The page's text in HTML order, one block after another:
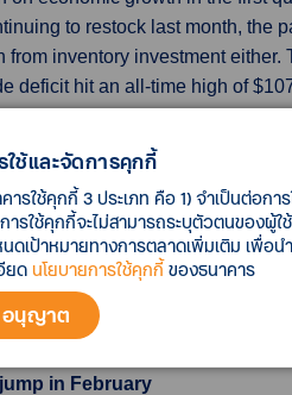
to restock last month, the
from inventory investment
deficit hit an all-time high of
for inflation, were
contraction in Russia's
growth estimate for Russia
by more than 1 percentage
said its base assumption
confidence in the first and
in February
ใช้และจัดการคุกกี้
ารใช้คุกกี้ 3 ประเภท คือ 1) จำเป็นต่อก
ารใช้คุกกี้จะไม่สามารถระบุตัวตนของผู้
ดเป้าหมายทางการตลาดเพิ่มเติม เพื่อ
ยด นโยบายการใช้คุกกี้ของธนาคาร
อนุญาต